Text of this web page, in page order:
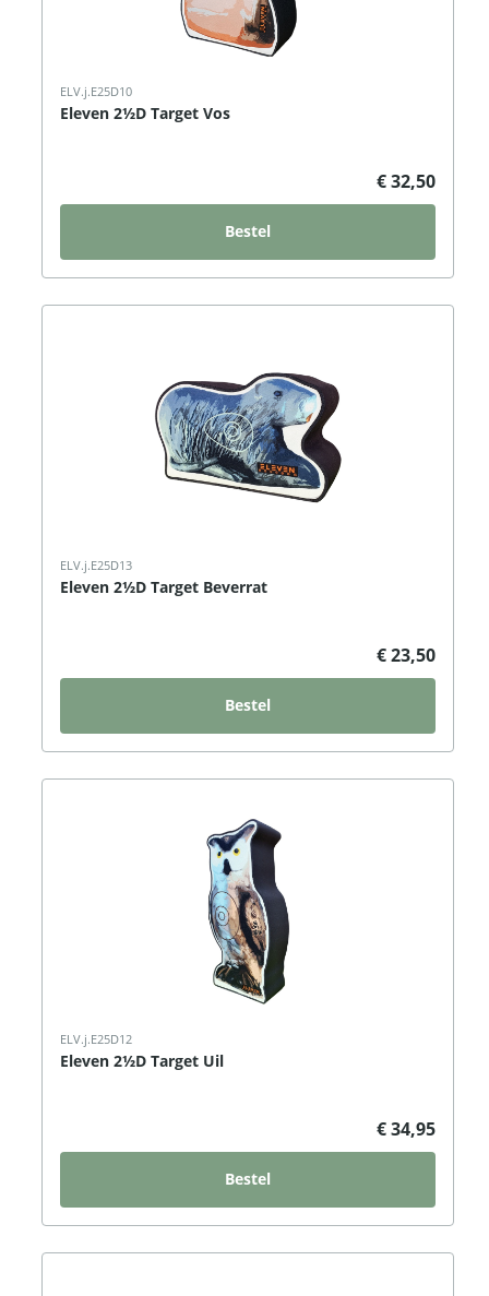
ELV.j.E25D10
Eleven 2½D Target Vos
€ 32,50
Bestel
ELV.j.E25D13
Eleven 2½D Target Beverrat
€ 23,50
Bestel
ELV.j.E25D12
Eleven 2½D Target Uil
€ 34,95
Bestel